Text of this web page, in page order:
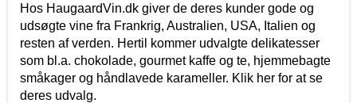
Hos HaugaardVin.dk giver de deres kunder gode og
udsøgte vine fra Frankrig, Australien, USA, Italien og
resten af verden. Hertil kommer udvalgte delikatesser
som bl.a. chokolade, gourmet kaffe og te, hjemmebagte
småkager og håndlavede karameller. Klik her for at se
deres udvalg.